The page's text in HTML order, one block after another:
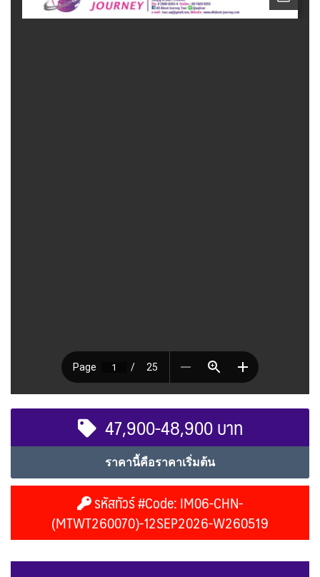
47,900-48,900 บาท
ราคานี้คือราคาเริ่มต้น
รหัสทัวร์ #Code: IM06-CHN-
(MTWT260070)-12SEP2026-W260519